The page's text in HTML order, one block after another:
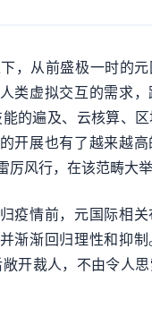
，从前盛极一时的
类虚拟交互的需求
的遍及、云核算、
开展也有了越来越高
厉风行，在该范畴大举
疫情前，元国际相
渐渐回归理性和抑制
开裁人，不由令人